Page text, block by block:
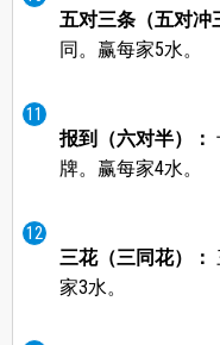
五对三条（五对冲
同。赢每家5水。
报到（六对半）：
牌。赢每家4水。
三花（三同花）：
家3水。